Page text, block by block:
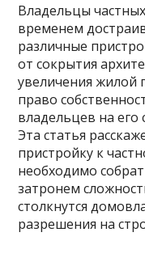
Владельцы
временем
различные
от сокрытия
увеличения
право
владельцев на
Эта статья
пристройку к
необходимо
затронем
столкнутся
разрешения на